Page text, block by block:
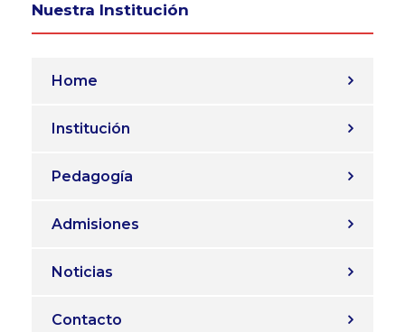
Nuestra Institución
Home
Institución
Pedagogía
Admisiones
Noticias
Contacto